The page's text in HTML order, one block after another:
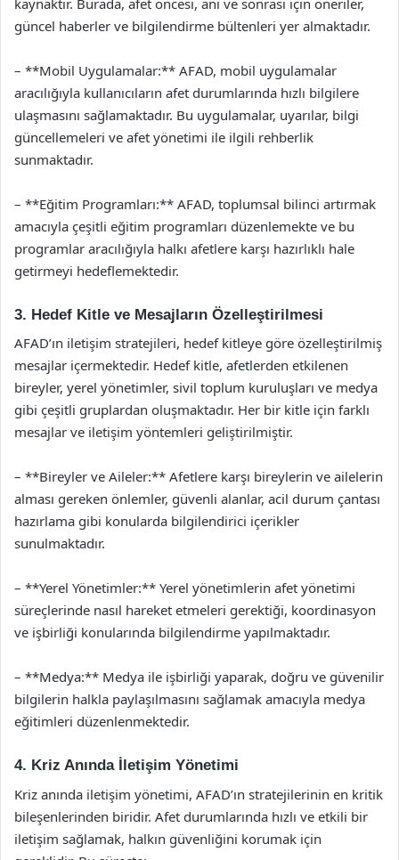
güncel haberler ve bilgilendirme bültenleri yer almaktadır.
– **Mobil Uygulamalar:** AFAD, mobil uygulamalar
aracılığıyla kullanıcıların afet durumlarında hızlı bilgilere
ulaşmasını sağlamaktadır. Bu uygulamalar, uyarılar, bilgi
güncellemeleri ve afet yönetimi ile ilgili rehberlik
sunmaktadır.
– **Eğitim Programları:** AFAD, toplumsal bilinci artırmak
amacıyla çeşitli eğitim programları düzenlemekte ve bu
programlar aracılığıyla halkı afetlere karşı hazırlıklı hale
getirmeyi hedeflemektedir.
3. Hedef Kitle ve Mesajların Özelleştirilmesi
AFAD’ın iletişim stratejileri, hedef kitleye göre özelleştirilmiş
mesajlar içermektedir. Hedef kitle, afetlerden etkilenen
bireyler, yerel yönetimler, sivil toplum kuruluşları ve medya
gibi çeşitli gruplardan oluşmaktadır. Her bir kitle için farklı
mesajlar ve iletişim yöntemleri geliştirilmiştir.
– **Bireyler ve Aileler:** Afetlere karşı bireylerin ve ailelerin
alması gereken önlemler, güvenli alanlar, acil durum çantası
hazırlama gibi konularda bilgilendirici içerikler
sunulmaktadır.
– **Yerel Yönetimler:** Yerel yönetimlerin afet yönetimi
süreçlerinde nasıl hareket etmeleri gerektiği, koordinasyon
ve işbirliği konularında bilgilendirme yapılmaktadır.
– **Medya:** Medya ile işbirliği yaparak, doğru ve güvenilir
bilgilerin halkla paylaşılmasını sağlamak amacıyla medya
eğitimleri düzenlenmektedir.
4. Kriz Anında İletişim Yönetimi
Kriz anında iletişim yönetimi, AFAD’ın stratejilerinin en kritik
bileşenlerinden biridir. Afet durumlarında hızlı ve etkili bir
iletişim sağlamak, halkın güvenliğini korumak için